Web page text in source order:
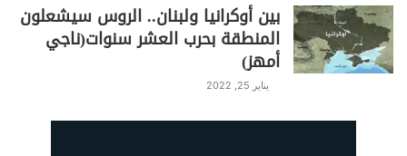
بين أوكرانيا ولبنان.. الروس سيشعلون
المنطقة بحرب العشر سنوات(ناجي
أمهز)
يناير 25, 2022